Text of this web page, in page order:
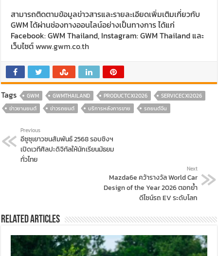
สามารถติดตามข้อมูลข่าวสารและรายละเอียดเพิ่มเติมเกี่ยวกับ
GWM ได้ผ่านช่องทางออนไลน์อย่างเป็นทางการ ได้แก่
Facebook: GWM Thailand, Instagram: GWM Thailand และ
เว็บไซต์www.gwm.co.th
Tags GWM GWMTHAILAND PRODUCTCXI2026
SERVICECXI2026
ข่าวยานยนต์
ข่าวรถยนต์ บริการหลังการขาย รถยนต์จีน
Previous
อีซูซุเยาวชนสัมพันธ์ 2568 รอบชิงฯ
เปิดเวทีศิลปะดิจิทัลให้นักเรียนมัธยม
ทั่วไทย
Next
Mazda6e คว้ารางวัล World Car
Design of the Year 2026 ตอกย้ำ
ดีไซน์รถ EV ระดับโลก
Related Articles